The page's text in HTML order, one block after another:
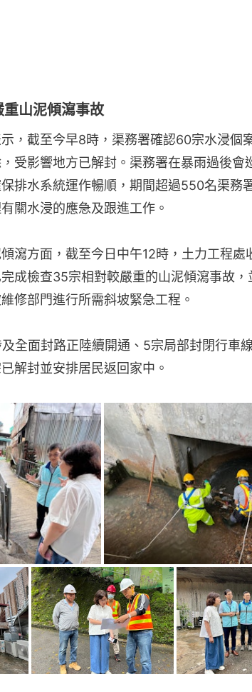
山泥傾瀉事故
，截至今早8時，渠務署確認60宗水浸個
受影響地方已解封。渠務署在暴雨過後會
排水系統運作暢順，期間超過550名渠務
關水浸的應急及跟進工作。
瀉方面，截至今日中午12時，土力工程處
成檢查35宗相對較嚴重的山泥傾瀉事故，
修部門進行所需斜坡緊急工程。
全面封路正陸續開通、5宗局部封閉行車
解封並安排居民返回家中。